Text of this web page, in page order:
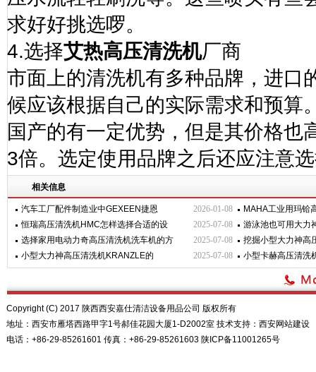
求好好挑选啰。
4.选择艾热高压清洗机厂商
市面上的清洗机有多种品牌，进口
候应该根据自己的实际需求和预算
国产的有一定优势，但是其价格也
3倍。选定使用品牌之后还应注意
相关信息
2026-01-08
汽车工厂配件制造业中GEXEEN捷恩
MAHA工业用玛铪
2025-07-08
恒瑞高压清洗机HMC怎样选择合适的设
游泳池也可用大力
2025-07-08
选择家用电动力奇高压清洗机洗车机的方
挖掘小型大力神高
2025-07-08
小型大力神高压清洗机KRANZLE的 小型卡赫高压清洗
Copyright (C) 2017 陕西西安嘉仕清洁设备用品公司 版权所有
地址：西安市雁塔西路甲字1号郝佳花园大厦1-D2002室 技术支持： 西安网站建设
电话：+86-29-85261601 传真：+86-29-85261603 陕ICP备11001265号